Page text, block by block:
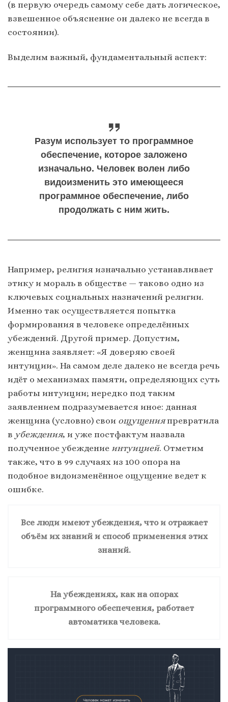
(в первую очередь самому себе дать логическое,
взвешенное объяснение он далеко не всегда в
состоянии).
Выделим важный, фундаментальный аспект:
Разум использует то программное
обеспечение, которое заложено
изначально. Человек волен либо
видоизменить это имеющееся
программное обеспечение, либо
продолжать с ним жить.
Например, религия изначально устанавливает
этику и мораль в обществе — таково одно из
ключевых социальных назначений религии.
Именно так осуществляется попытка
формирования в человеке определённых
убеждений. Другой пример. Допустим,
женщина заявляет: «Я доверяю своей
интуиции». На самом деле далеко не всегда речь
идёт о механизмах памяти, определяющих суть
работы интуиции; нередко под таким
заявлением подразумевается иное: данная
женщина (условно) свои ощущенияпревратила
в убеждения, и уже постфактум назвала
полученное убеждение интуицией. Отметим
также, что в 99 случаях из 100 опора на
подобное видоизменённое ощущение ведет к
ошибке.
Все люди имеют убеждения, что и отражает
объём их знаний и способ применения этих
знаний.
На убеждениях, как на опорах
программного обеспечения, работает
автоматика человека.